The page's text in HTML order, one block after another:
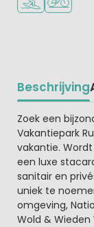
Beschrijving
Zoek een
Vakantiepark
vakantie.
een luxe
sanitair en
uniek te
omgeving,
Wold & Wieden